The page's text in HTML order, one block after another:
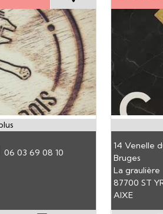
06 03 69 08 10
14 Venelle
Bruges
La graulière
87700 ST
AIXE